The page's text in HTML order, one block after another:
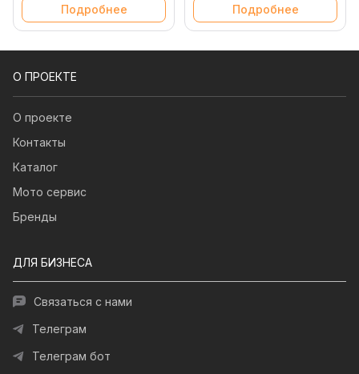
Подробнее Подробнее
О ПРОЕКТЕ
О проекте
Контакты
Каталог
Мото сервис
Бренды
ДЛЯ БИЗНЕСА
Связаться с нами
Телеграм
Телеграм бот